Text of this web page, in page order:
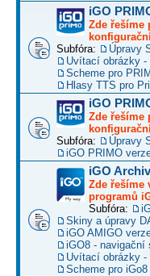
iGO
Zde řešíme
Subfóra:
Úpravy
Uvítací obrázky -
Scheme pro
Hlasy TTS pro
iGO
Zde řešíme
Subfóra:
Úpravy
iGO PRIMO
iGO
Zde řešíme
programů
Subfóra:
Skiny a úpravy
iGO AMIGO
iGO8 - navigační
Uvítací obrázky -
Scheme pro iGo8